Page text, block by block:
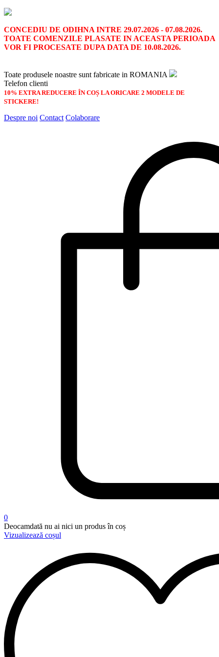
CONCEDIU DE ODIHNA INTRE 29.07.2026 - 07.08.2026.
TOATE COMENZILE PLASATE IN ACEASTA PERIOADA
VOR FI PROCESATE DUPA DATA DE 10.08.2026.
Toate produsele noastre sunt fabricate in ROMANIA
Telefon clienti
10% EXTRA REDUCERE ÎN COȘ LA ORICARE 2 MODELE DE
STICKERE!
Despre noi Contact Colaborare
0
Deocamdată nu ai nici un produs în coș
Vizualizează coșul